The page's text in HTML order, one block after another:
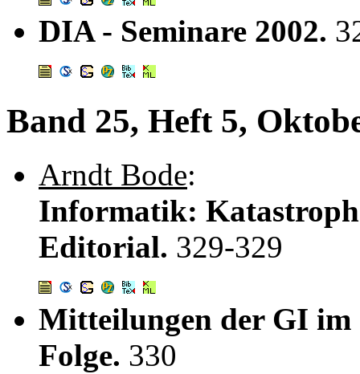
DIA - Seminare 2002.
Band 25, Heft 5,
Arndt Bode:
Informatik:
Editorial. 329-329
Mitteilungen der GI
Folge. 330